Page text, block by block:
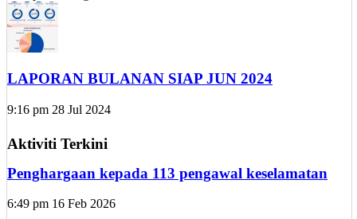
LAPORAN BULANAN SIAP JUN 2024
9:16 pm 28 Jul 2024
Aktiviti Terkini
Penghargaan kepada 113 pengawal keselamatan
6:49 pm 16 Feb 2026